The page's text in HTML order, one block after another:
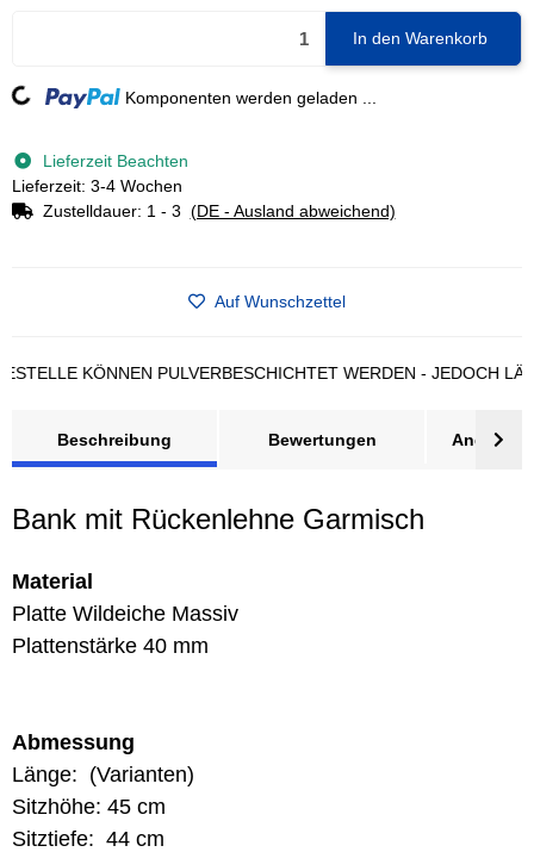
In den Warenkorb
Loading... Komponenten werden geladen ...
Lieferzeit Beachten
Lieferzeit: 3-4 Wochen
Zustelldauer: 1 - 3 (DE - Ausland abweichend)
Auf Wunschzettel
KÖNNEN PULVERBESCHICHTET WERDEN - JEDOCH
Beschreibung Bewertungen Angebot
Bank mit Rückenlehne Garmisch
Material
Platte Wildeiche Massiv
Plattenstärke 40 mm
Abmessung
Länge: (Varianten)
Sitzhöhe: 45 cm
Sitztiefe: 44 cm